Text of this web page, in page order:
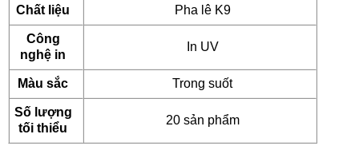
Chất liệu Pha lê K9
Công
nghệ in
In UV
Màu sắc Trong suốt
Số lượng
tối thiểu
20 sản phẩm